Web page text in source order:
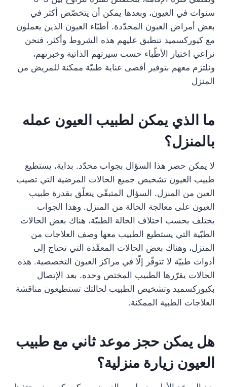
سنوات في العيون، وبعدها يمكن أن يتخصّص أكثر في
بعض أمراض العيون المحدّدة. أطبّاء العيون الذين يعملون
مع كيوركسميد تنطبق عليهم هذه الشروط وأكثر، فنحن
نراعي اختيار الأطّباء حسب سيرتهم الذاتية وخبرتهم،
ونلتزم معهم بتوفير أقصى عناية طبيّة ممكنة للمريض من
المنزل
ما الذي يمكن لطبيب العيون عمله
بالمنزل؟
لا يمكن حصر هذا السؤال بجواب محدّد. بداية، يستطيع
طبيب العيون تشخيص جميع الحالات المرضية التي تصيب
العين من المنزل. السؤال المتبقّي يتعلّق بقدرة طبيب
العيون على معالجة الحالة من المنزل. وهذا الجواب
يختلف بحسب اختلاف الحالة الطبيّة، هناك بعض الحالات
الطبّية التي يستطيع الطبيب معها وصف العلاجات من
المنزل، وهناك بعض الحالات المعقّدة التي تحتاج إلى
أدوات طبيّة لا تتوفّر إلّا في مراكز العيون التخصصية. هذه
الحالات يقرّرها الطبيب المختص وحده. بعد الإتصال
بكيوركسميد وتشخيص الطبيب لحالتك تستطيعون مناقشة
العلاجات الطبية الممكنة.
هل يمكن حجز موعد ثاني مع طبيب
العيون زيارة منزلية؟